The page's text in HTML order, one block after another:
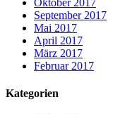
Oktober 2017
September 2017
Mai 2017
April 2017
März 2017
Februar 2017
Kategorien